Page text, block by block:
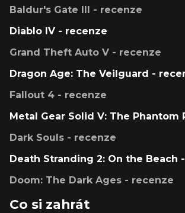
Baldur's Gate III - recenze
Diablo IV - recenze
Grand Theft Auto V - recenze
Dragon Age: The Veilguard -
Fallout 4 - recenze
Metal Gear Solid V: The Phantom
Dark Souls - recenze
Death Stranding 2: On the Beach
Doom: The Dark Ages - recenze
Co si zahrát